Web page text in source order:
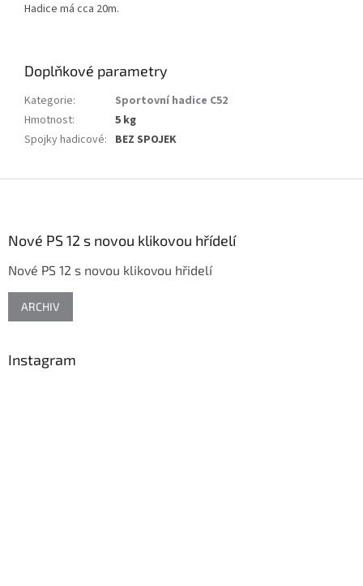
Hadice má cca 20m.
Doplňkové parametry
Kategorie:
Sportovní hadice C52
Hmotnost:
5 kg
Spojky hadicové: BEZ SPOJEK
Nové PS 12 s novou klikovou hřídelí
Nové PS 12 s novou klikovou hřidelí
ARCHIV
Instagram